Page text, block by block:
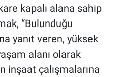
kapalı alana sahip
“Bulunduğu
yanıt veren, yüksek
alanı olarak
inşaat çalışmalarına